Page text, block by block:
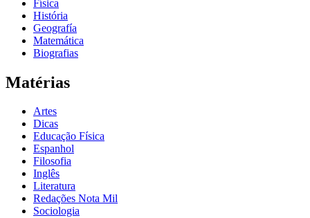
Física
História
Geografía
Matemática
Biografias
Matérias
Artes
Dicas
Educação Física
Espanhol
Filosofia
Inglês
Literatura
Redações Nota Mil
Sociologia